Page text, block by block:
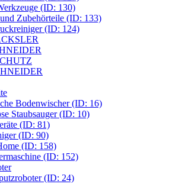
(ID: 130)
Zubehörteile (ID: 133)
(ID: 124)
Bodenwischer (ID: 16)
Staubsauger (ID: 10)
(ID: 81)
(ID: 90)
(ID: 158)
(ID: 152)
(ID: 24)